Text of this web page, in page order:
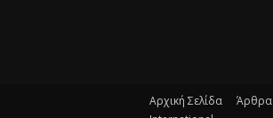
Αρχική Σελίδα Άρθρα